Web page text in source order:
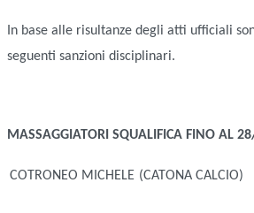
In base alle risultanze degli atti ufficiali
seguenti sanzioni disciplinari.
MASSAGGIATORI SQUALIFICA FINO AL
COTRONEO MICHELE (CATONA CALCIO)